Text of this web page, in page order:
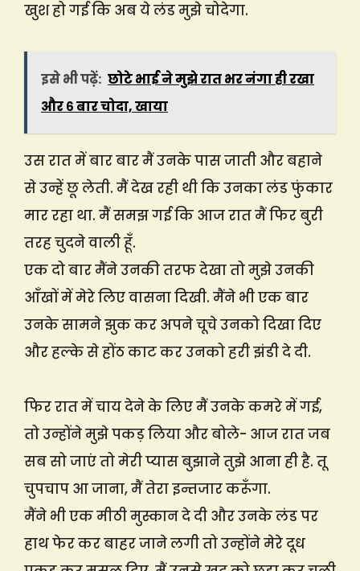
खुश हो गई कि अब ये लंड मुझे चोदेगा.
इसे भी पढ़ें: छोटे भाई ने मुझे रात भर नंगा ही रखा
और ६ बार चोदा, खाया
उस रात में बार बार मैं उनके पास जाती और बहाने
से उन्हें छू लेती. मैं देख रही थी कि उनका लंड फुंकार
मार रहा था. मैं समझ गई कि आज रात मैं फिर बुरी
तरह चुदने वाली हूँ.
एक दो बार मैंने उनकी तरफ देखा तो मुझे उनकी
आँखों में मेरे लिए वासना दिखी. मैंने भी एक बार
उनके सामने झुक कर अपने चूचे उनको दिखा दिए
और हल्के से होंठ काट कर उनको हरी झंडी दे दी.
फिर रात में चाय देने के लिए मैं उनके कमरे में गई,
तो उन्होंने मुझे पकड़ लिया और बोले- आज रात जब
सब सो जाएं तो मेरी प्यास बुझाने तुझे आना ही है. तू
चुपचाप आ जाना, मैं तेरा इन्तजार करूँगा.
मैंने भी एक मीठी मुस्कान दे दी और उनके लंड पर
हाथ फेर कर बाहर जाने लगी तो उन्होंने मेरे दूध